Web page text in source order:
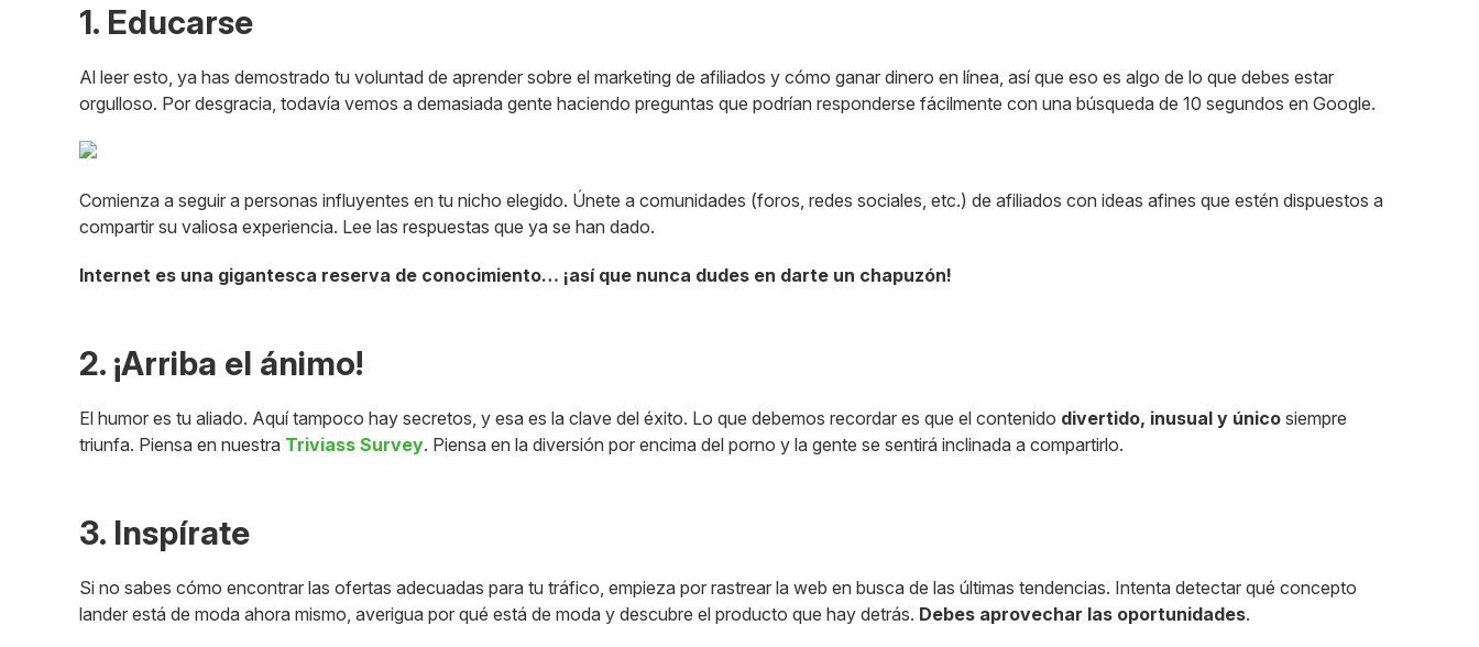
1. Educarse
Al leer esto, ya has demostrado tu voluntad de aprender sobre el marketing de afiliados y cómo ganar dinero en línea, así que eso es algo de lo que debes estar
orgulloso. Por desgracia, todavía vemos a demasiada gente haciendo preguntas que podrían responderse fácilmente con una búsqueda de 10 segundos en Google.​
Comienza a seguir a personas influyentes en tu nicho elegido. Únete a comunidades (foros, redes sociales, etc.) de afiliados con ideas afines que estén dispuestos a
compartir su valiosa experiencia. Lee las respuestas que ya se han dado.
Internet es una gigantesca reserva de conocimiento… ¡así que nunca dudes en darte un chapuzón!
2. ¡Arriba el ánimo!
El humor es tu aliado. Aquí tampoco hay secretos, y esa es la clave del éxito. Lo que debemos recordar es que el contenido divertido, inusual y único siempre
triunfa. Piensa en nuestra Triviass Survey. Piensa en la diversión por encima del porno y la gente se sentirá inclinada a compartirlo.
3. Inspírate
Si no sabes cómo encontrar las ofertas adecuadas para tu tráfico, empieza por rastrear la web en busca de las últimas tendencias. Intenta detectar qué concepto
lander está de moda ahora mismo, averigua por qué está de moda y descubre el producto que hay detrás. Debes aprovechar las oportunidades.